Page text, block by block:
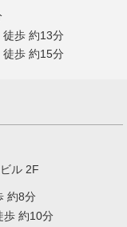
徒歩 約13分
徒歩 約15分
ル 2F
約8分
歩 約10分